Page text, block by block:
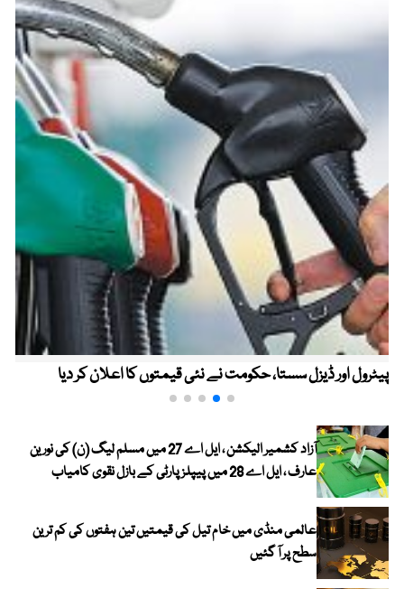
پیٹرول اور ڈیزل سستا، حکومت نے نئی قیمتوں کا اعلان کر دیا
آزاد کشمیر الیکشن ، ایل اے 27 میں مسلم لیگ (ن) کی نورین
عارف ، ایل اے 28 میں پیپلز پارٹی کے بازل نقوی کامیاب
عالمی منڈی میں خام تیل کی قیمتیں تین ہفتوں کی کم ترین
سطح پر آ گئیں